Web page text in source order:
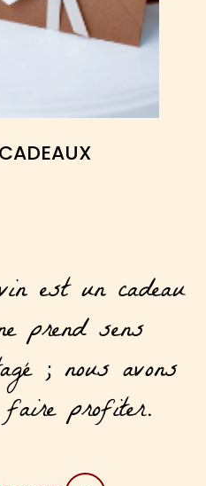
est un cadeau
prend sens
; nous avons
profiter.